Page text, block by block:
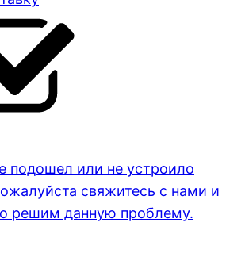
подошел или не устроило
свяжитесь с нами и
решим данную проблему.